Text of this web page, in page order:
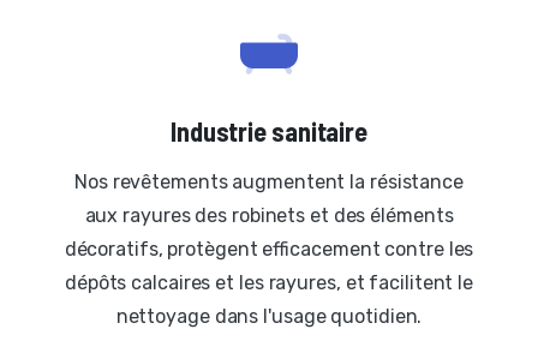
Industrie sanitaire
Nos revêtements augmentent la résistance
aux rayures des robinets et des éléments
décoratifs, protègent efficacement contre les
dépôts calcaires et les rayures, et facilitent le
nettoyage dans l'usage quotidien.